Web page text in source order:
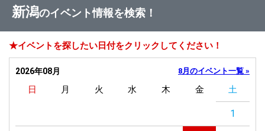
新潟のイベント情報を検索！
★イベントを探したい日付をクリックしてください！
2026年08月 8月のイベント一覧 »
日 月 火 水 木 金 土
1